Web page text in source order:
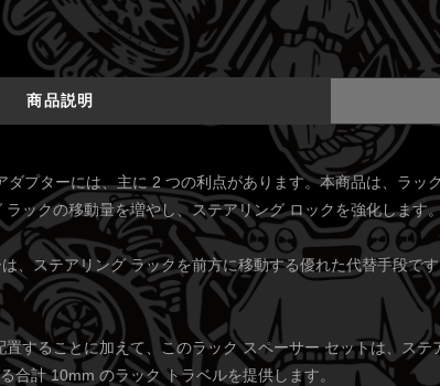
商品説明
ダプターには、主に 2 つの利点があります。本商品は、ラ
ックの移動量を増やし、ステアリング ロックを強化します
、ステアリング ラックを前方に移動する優れた代替手段で
することに加えて、このラック スペーサー セットは、ス
合計 10mm のラック トラベルを提供します。